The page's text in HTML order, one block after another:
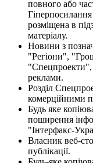
повного або
розміщена в
матеріалу.
Новини з
"Регіони",
реклами.
Розділ
комерційними
Будь яке
поширення
"Інтерфакс-
Власник веб-
публікації.